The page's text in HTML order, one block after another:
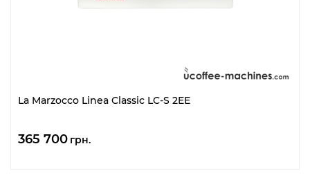
La Marzocco Linea Classic LC-S 2EE
365 700 грн.